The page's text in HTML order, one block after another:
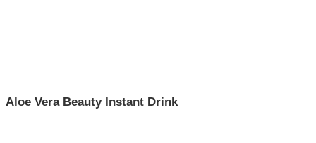
Aloe Vera Beauty Instant Drink